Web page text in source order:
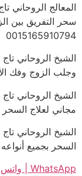
المعالج الروحاني
سحر التفريق بين
0015165910794
الشيخ الروحاني
وجلب الزوج وفك الأسحار
الشيخ الروحاني
مجاني لعلاج السحر والمس
الشيخ الروحاني
السحر بجميع أنواعه وفك
WhatsApp | واتس آب